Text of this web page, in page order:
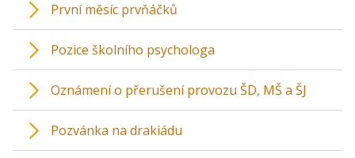
První měsíc prvňáčků
Pozice školního psychologa
Oznámení o přerušení provozu ŠD, MŠ a ŠJ
Pozvánka na drakiádu